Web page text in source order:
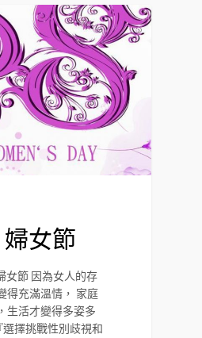
女節
女節 因為女人的存
得充滿溫情， 家庭
生活才變得多姿多
擇挑戰性別歧視和